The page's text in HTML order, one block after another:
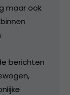
maar ook
berichten